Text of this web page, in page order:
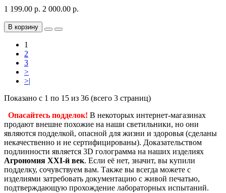
1 199.00 р. 2 000.00 р.
В корзину
1
2
3
>
>|
Показано с 1 по 15 из 36 (всего 3 страниц)
Опасайтесь подделок! В некоторых интернет-магазинах
продают внешне похожие на наши светильники, но они
являются подделкой, опасной для жизни и здоровья (сделаны
некачественно и не сертифицированы). Доказательством
подлинности является 3D голограмма на наших изделиях
Агрономия XXI-й век. Если её нет, значит, вы купили
подделку, сочувствуем вам. Также вы всегда можете с
изделиями затребовать документацию с живой печатью,
подтверждающую прохождение лабораторных испытаний.